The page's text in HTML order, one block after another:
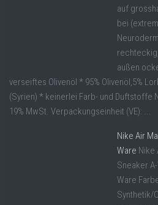
auf
bei
außen
verseiftes Olivenöl * 95% Olivenöl,5%
(Syrien) * keinerlei Farb- und Duftstoffe
19% MwSt. Verpackungseinheit (VE): ...
Nike Air
Ware Nike
Sneaker
Ware
Synthetik/